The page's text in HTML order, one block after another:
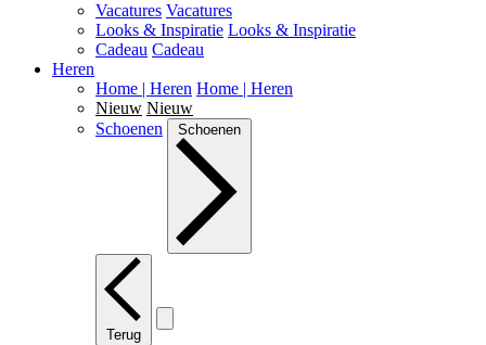
Vacatures Vacatures
Looks & Inspiratie Looks & Inspiratie
Cadeau Cadeau
Heren
Home | Heren Home | Heren
Nieuw Nieuw
Schoenen
Schoenen
Terug